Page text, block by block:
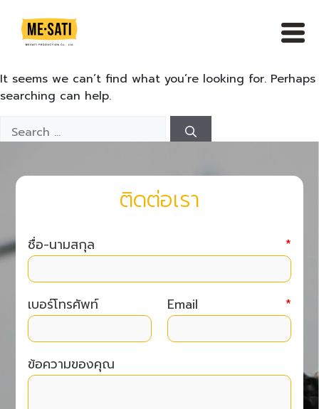
content
It seems we can’t find what you’re looking for. Perhaps
searching can help.
Search
for:
ติดต่อเรา
ชื่อ-นามสกุล *
เบอร์โทรศัพท์ Email *
ข้อความของคุณ